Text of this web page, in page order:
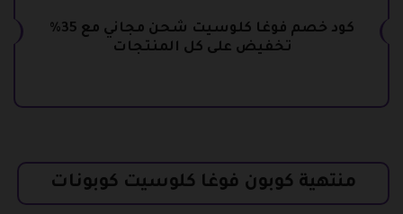
كود خصم فوغا كلوسيت شحن مجاني مع 35%
تخفيض على كل المنتجات
منتهية كوبون فوغا كلوسيت كوبونات